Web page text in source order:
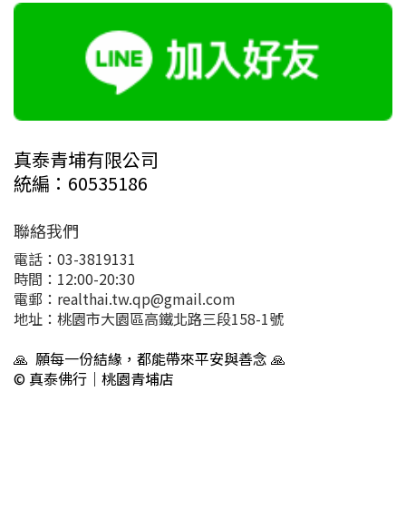
真泰青埔有限公司
統編：60535186
聯絡我們
電話：03-3819131
時間：12:00-20:30
電郵：realthai.tw.qp@gmail.com
地址：桃園市大園區高鐵北路三段158-1號
🙏 願每一份結緣，都能帶來平安與善念 🙏
© 真泰佛行｜桃園青埔店